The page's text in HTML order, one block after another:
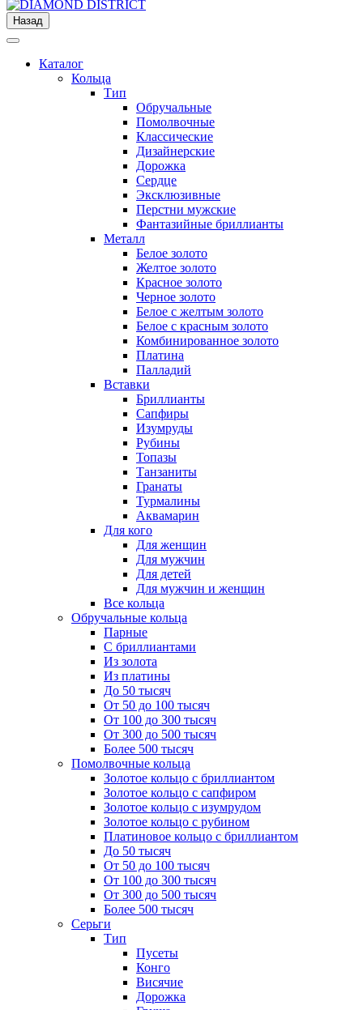
Назад
Каталог
Кольца
Тип
Обручальные
Помолвочные
Классические
Дизайнерские
Дорожка
Сердце
Эксклюзивные
Перстни мужские
Фантазийные бриллианты
Металл
Белое золото
Желтое золото
Красное золото
Черное золото
Белое с желтым золото
Белое с красным золото
Комбинированное золото
Платина
Палладий
Вставки
Бриллианты
Сапфиры
Изумруды
Рубины
Топазы
Танзаниты
Гранаты
Турмалины
Аквамарин
Для кого
Для женщин
Для мужчин
Для детей
Для мужчин и женщин
Все кольца
Обручальные кольца
Парные
С бриллиантами
Из золота
Из платины
До 50 тысяч
От 50 до 100 тысяч
От 100 до 300 тысяч
От 300 до 500 тысяч
Более 500 тысяч
Помолвочные кольца
Золотое кольцо с бриллиантом
Золотое кольцо с сапфиром
Золотое кольцо с изумрудом
Золотое кольцо с рубином
Платиновое кольцо с бриллиантом
До 50 тысяч
От 50 до 100 тысяч
От 100 до 300 тысяч
От 300 до 500 тысяч
Более 500 тысяч
Серьги
Тип
Пусеты
Конго
Висячие
Дорожка